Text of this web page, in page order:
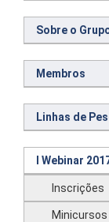
Sobre o
Membros
Linhas de
I Webinar
Inscrições
Minicursos